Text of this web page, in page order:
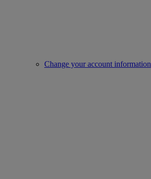
Change your account information